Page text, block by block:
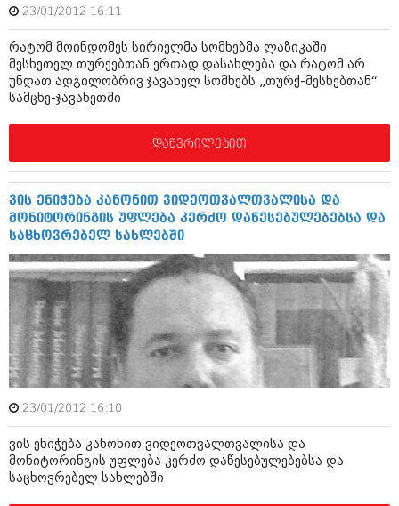
დეკემბერი 2010 (881)
ნოემბერი 2010 (422)
ოქტომბერი 2010 (341)
სექტემბერი 2010 (449)
აგვისტო 2010 (461)
ივლისი 2010 (556)
მაისი 2010 (232)
მარტი 2010 (454)
იანვარი 2010 (422)
დეკემბერი 2009 (510)
ნოემბერი 2009 (308)
ოქტომბერი 2009 (382)
სექტემბერი 2009 (541)
აგვისტო 2009 (14)
ივლისი 2009 (118)
თებერვალი 0216 (1)
დეკემბერი 0215 (1)
ოქტომბერი 0215 (1)
აგვისტო 0215 (2)
აგვისტო 0212 (1)
ნოემბერი 0201 (1)
23/01/2012 16:11
რატომ მოინდომეს სირიელმა სომხებმა ლაზიკაში
მესხეთელ თურქებთან ერთად დასახლება და რატომ არ
უნდათ ადგილობრივ ჯავახელ სომხებს „თურქ-მესხებთან“
სამცხე-ჯავახეთში
დაწვრილებით
ვის ენიჭება კანონით ვიდეოთვალთვალისა და
მონიტორინგის უფლება კერძო დაწესებულებებსა და
საცხოვრებელ სახლებში
23/01/2012 16:10
ვის ენიჭება კანონით ვიდეოთვალთვალისა და
მონიტორინგის უფლება კერძო დაწესებულებებსა და
საცხოვრებელ სახლებში